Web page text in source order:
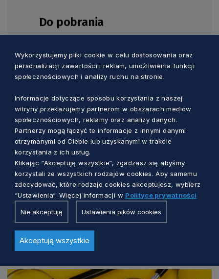
Do pobrania
PNG
Napisz sam biznesplan. O czym
warto pamiętać startując z
innowacyjnym biznesem?
PDF
Agenda 25.05.2022r.
Zobacz również
Wykorzystujemy pliki cookie w celu dostosowania oraz
personalizacji zawartości i reklam, umożliwienia funkcji
społecznościowych i analizy ruchu na stronie.
Informacje dotyczące sposobu korzystania z naszej
witryny przekazujemy partnerom w obszarach mediów
społecznościowych, reklamy oraz analizy danych.
Partnerzy mogą łączyć te informacje z innymi danymi
otrzymanymi od Ciebie lub uzyskanymi w trakcie
korzystania z ich usług.
Klikając “Akceptuję wszystkie“, zgadzasz się abyśmy
korzystali ze wszystkich rodzajów cookies. Aby samemu
zdecydować, które rodzaje cookies akceptujesz, wybierz
“Ustawienia“. Więcej informacji w Polityce prywatności
Nie akceptuję Ustawienia pików cookies
Akceptuję wszystkie